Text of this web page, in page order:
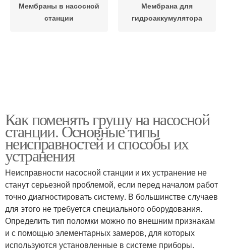
Мембраны в насосной
станции
Мембрана для
гидроаккумулятора
Как поменять грушу на насосной
станции. Основные типы
неисправностей и способы их
устранения
Неисправности насосной станции и их устранение не
станут серьезной проблемой, если перед началом работ
точно диагностировать систему. В большинстве случаев
для этого не требуется специального оборудования.
Определить тип поломки можно по внешним признакам
и с помощью элементарных замеров, для которых
используются установленные в системе приборы.